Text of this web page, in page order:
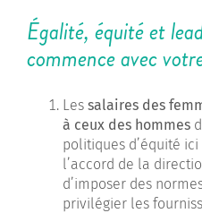
Égalité, équité et
commence avec
Les salaires des
à ceux des hommes
politiques d’équité
l’accord de la
d’imposer des
privilégier les